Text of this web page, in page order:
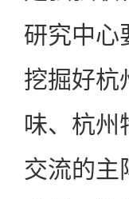
研究中心
挖掘好杭
味、杭州
交流的主